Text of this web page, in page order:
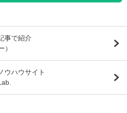
事で紹介
）
ウハウサイト